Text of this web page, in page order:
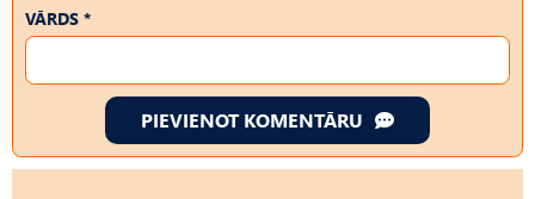
VĀRDS *
PIEVIENOT KOMENTĀRU